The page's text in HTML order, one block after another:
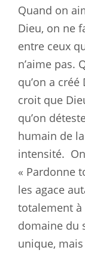
Quand on
Dieu, on ne
entre ceux
n’aime pas.
qu’on a
croit que
qu’on
humain de
intensité.
« Pardonne
les agace
totalement à
domaine du
unique, mais